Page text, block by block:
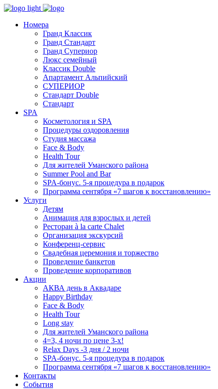
Номера
Гранд Классик
Гранд Стандарт
Гранд Супериор
Люкс семейный
Классик Double
Апартамент Альпийский
СУПЕРИОР
Стандарт Double
Стандарт
SPA
Косметология и SPA
Процедуры оздоровления
Студия массажа
Face & Body
Health Tour
Для жителей Уманского района
Summer Pool and Bar
SPA-бонус. 5-я процедура в подарок
Программа сентября «7 шагов к восстановлению»
Услуги
Детям
Анимация для взрослых и детей
Ресторан à la carte Chalet
Организация экскурсий
Конференц-сервис
Свадебная церемония и торжество
Проведение банкетов
Проведение корпоративов
Акции
АКВА день в Аквадаре
Happy Birthday
Face & Body
Health Tour
Long stay
Для жителей Уманского района
4=3, 4 ночи по цене 3-х!
Relax Days -3 дня / 2 ночи
SPA-бонус. 5-я процедура в подарок
Программа сентября «7 шагов к восстановлению»
Контакты
События